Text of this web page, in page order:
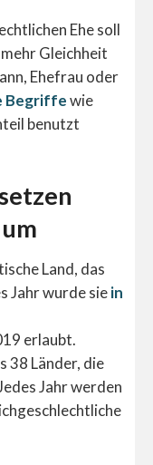
Ehe soll
Gleichheit
Ehefrau oder
Begriffewie
benutzt
Land, das
Jahr wurde siein
erlaubt.
38 Länder, die
Jahr werden